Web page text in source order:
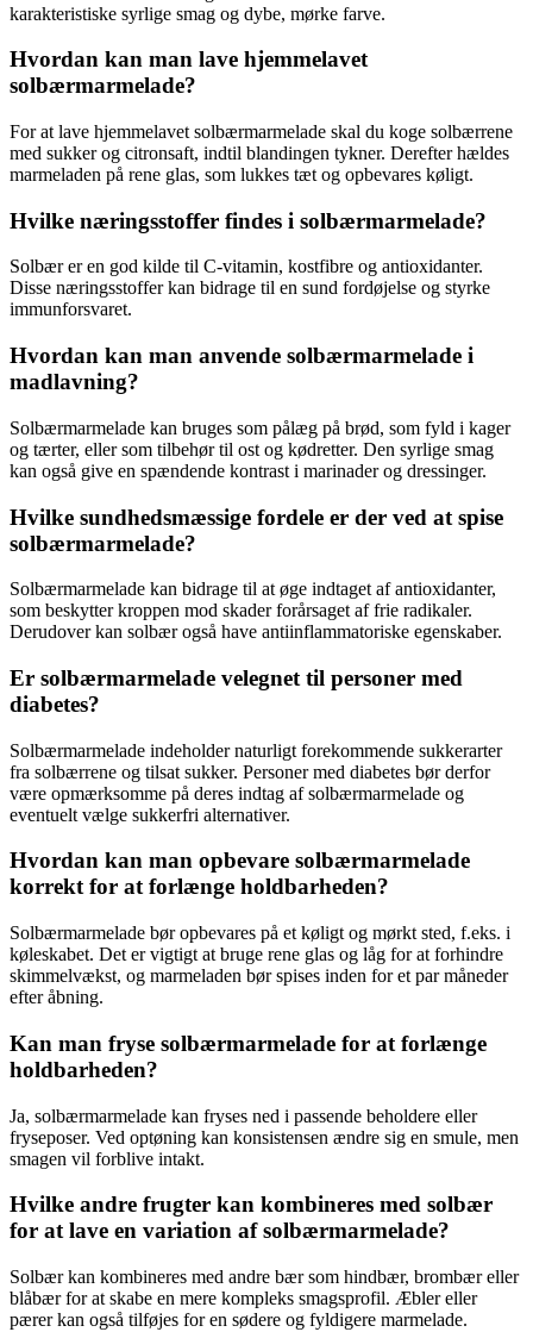
karakteristiske syrlige smag og dybe, mørke farve.
Hvordan kan man lave hjemmelavet
solbærmarmelade?
For at lave hjemmelavet solbærmarmelade skal du koge solbærrene
med sukker og citronsaft, indtil blandingen tykner. Derefter hældes
marmeladen på rene glas, som lukkes tæt og opbevares køligt.
Hvilke næringsstoffer findes i solbærmarmelade?
Solbær er en god kilde til C-vitamin, kostfibre og antioxidanter.
Disse næringsstoffer kan bidrage til en sund fordøjelse og styrke
immunforsvaret.
Hvordan kan man anvende solbærmarmelade i
madlavning?
Solbærmarmelade kan bruges som pålæg på brød, som fyld i kager
og tærter, eller som tilbehør til ost og kødretter. Den syrlige smag
kan også give en spændende kontrast i marinader og dressinger.
Hvilke sundhedsmæssige fordele er der ved at spise
solbærmarmelade?
Solbærmarmelade kan bidrage til at øge indtaget af antioxidanter,
som beskytter kroppen mod skader forårsaget af frie radikaler.
Derudover kan solbær også have antiinflammatoriske egenskaber.
Er solbærmarmelade velegnet til personer med
diabetes?
Solbærmarmelade indeholder naturligt forekommende sukkerarter
fra solbærrene og tilsat sukker. Personer med diabetes bør derfor
være opmærksomme på deres indtag af solbærmarmelade og
eventuelt vælge sukkerfri alternativer.
Hvordan kan man opbevare solbærmarmelade
korrekt for at forlænge holdbarheden?
Solbærmarmelade bør opbevares på et køligt og mørkt sted, f.eks. i
køleskabet. Det er vigtigt at bruge rene glas og låg for at forhindre
skimmelvækst, og marmeladen bør spises inden for et par måneder
efter åbning.
Kan man fryse solbærmarmelade for at forlænge
holdbarheden?
Ja, solbærmarmelade kan fryses ned i passende beholdere eller
fryseposer. Ved optøning kan konsistensen ændre sig en smule, men
smagen vil forblive intakt.
Hvilke andre frugter kan kombineres med solbær
for at lave en variation af solbærmarmelade?
Solbær kan kombineres med andre bær som hindbær, brombær eller
blåbær for at skabe en mere kompleks smagsprofil. Æbler eller
pærer kan også tilføjes for en sødere og fyldigere marmelade.